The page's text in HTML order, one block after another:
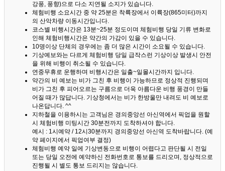
강풍, 풍향)으로 다소 지연될 소지가 있습니다.
체험비행 소요시간 중 약 25분은 착륙장에서 이륙장(865미터)까지
의 산악차량 이동시간입니다.
코스별 비행시간은 13분~25분 정도이며 체험비행 당일 기류 변화로
인해 체험비행시간은 약간의 가감이 있을 수 있습니다.
10명이상 단체의 경우에는 좀 더 많은 시간이 소요될 수 있습니다.
기상예보와는 다르게 체험비행 당일 급작스런 기상이상 발생시 안전
을 위해 비행이 취소될 수 있습니다.
연중무휴로 운행하며 비행시간은 일출~일몰시간까지 입니다.
약간의 비 예보는 비가 그친 후 비행이 가능하므로 정상적 진행되며
비가 그친 후 피어오르는 구름으로 더욱 아름다운 비행 풍경이 만들
어질 때가 많답니다. 기상청에서는 비가 한방울만 내려도 비 예보로
나온답니다. ^^
지하철을 이용하시는 고객님은 경의중앙선 아신역에서 픽업을 원할
시 체험비행 미팅시간 30분전까지 도착하셔야 합니다.
예시 : 1시예약 / 12시30분까지 경의중앙선 아신역 도착바랍니다. (예
약 페이지에서 픽업여부 결정)
체험비행 예약 일에 기상변동으로 비행이 어렵다고 판단될 시 전일
또는 당일 오전에 예약하신 전화번호로 통보를 드리오며, 정상적으로
진행될 시 별도 통보 드리지는 않습니다.